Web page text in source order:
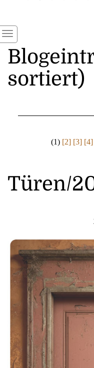
sortiert)
(1) [2] [3] [4]
Türen/